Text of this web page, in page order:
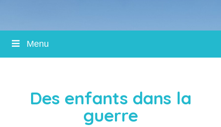
Menu
Des enfants dans la
guerre